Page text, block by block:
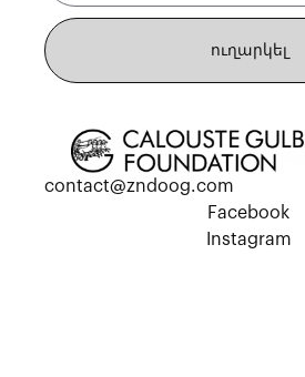
ուղարկել
contact@zndoog.com
Facebook
Instagram